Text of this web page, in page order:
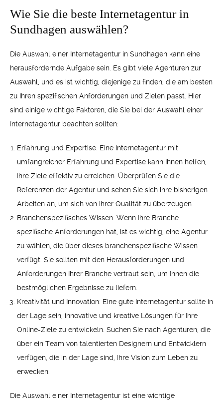
Wie Sie die beste Internetagentur in
Sundhagen auswählen?
Die Auswahl einer Internetagentur in Sundhagen kann eine
herausfordernde Aufgabe sein. Es gibt viele Agenturen zur
Auswahl, und es ist wichtig, diejenige zu finden, die am besten
zu Ihren spezifischen Anforderungen und Zielen passt. Hier
sind einige wichtige Faktoren, die Sie bei der Auswahl einer
Internetagentur beachten sollten:
Erfahrung und Expertise: Eine Internetagentur mit
umfangreicher Erfahrung und Expertise kann Ihnen helfen,
Ihre Ziele effektiv zu erreichen. Überprüfen Sie die
Referenzen der Agentur und sehen Sie sich ihre bisherigen
Arbeiten an, um sich von ihrer Qualität zu überzeugen.
Branchenspezifisches Wissen: Wenn Ihre Branche
spezifische Anforderungen hat, ist es wichtig, eine Agentur
zu wählen, die über dieses branchenspezifische Wissen
verfügt. Sie sollten mit den Herausforderungen und
Anforderungen Ihrer Branche vertraut sein, um Ihnen die
bestmöglichen Ergebnisse zu liefern.
Kreativität und Innovation: Eine gute Internetagentur sollte in
der Lage sein, innovative und kreative Lösungen für Ihre
Online-Ziele zu entwickeln. Suchen Sie nach Agenturen, die
über ein Team von talentierten Designern und Entwicklern
verfügen, die in der Lage sind, Ihre Vision zum Leben zu
erwecken.
Die Auswahl einer Internetagentur ist eine wichtige